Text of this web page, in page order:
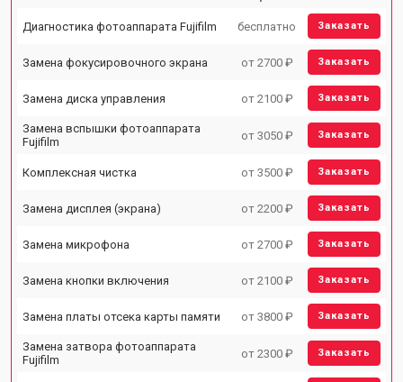
Диагностика фотоаппарата Fujifilm бесплатно Заказать
Замена фокусировочного экрана от 2700 ₽ Заказать
Замена диска управления от 2100 ₽ Заказать
Замена вспышки фотоаппарата
Fujifilm
от 3050 ₽ Заказать
Комплексная чистка от 3500 ₽ Заказать
Замена дисплея (экрана) от 2200 ₽ Заказать
Замена микрофона от 2700 ₽ Заказать
Замена кнопки включения от 2100 ₽ Заказать
Замена платы отсека карты памяти от 3800 ₽ Заказать
Замена затвора фотоаппарата
Fujifilm
от 2300 ₽ Заказать